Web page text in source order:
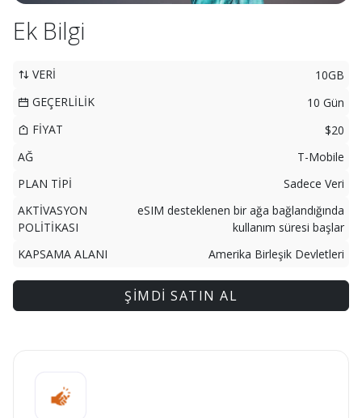
Ek Bilgi
VERİ
10GB
GEÇERLİLİK
10 Gün
FİYAT
$20
AĞ
T-Mobile
PLAN TİPİ
Sadece Veri
AKTİVASYON
POLİTİKASI
eSIM desteklenen bir ağa bağlandığında
kullanım süresi başlar
KAPSAMA ALANI
Amerika Birleşik Devletleri
ŞİMDİ SATIN AL